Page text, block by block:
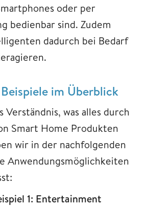
oder per
bedienbar sind. Zudem
dadurch bei Bedarf
im Überblick
Verständnis, was alles durch
Smart Home Produkten
wir in der nachfolgenden
Anwendungsmöglichkeiten
1: Entertainment